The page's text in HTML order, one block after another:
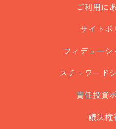
ご利用に
サイトポ
フィデュー
スチュワード
責任投資
議決権